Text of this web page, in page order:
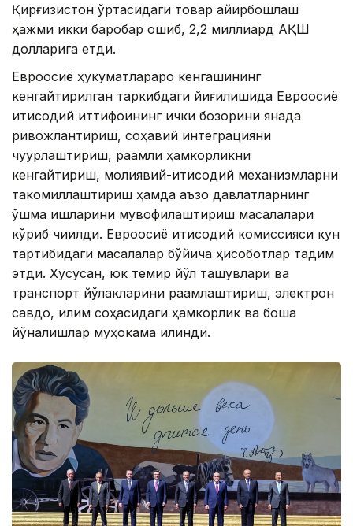
Қирғизистон ўртасидаги товар айирбошлаш
ҳажми икки баробар ошиб, 2,2 миллиард АҚШ
долларига етди.
Евроосиё ҳукуматлараро кенгашининг
кенгайтирилган таркибдаги йиғилишида Евроосиё
иқтисодий иттифоқининг ички бозорини янада
ривожлантириш, соҳавий интеграцияни
чуқурлаштириш, рақамли ҳамкорликни
кенгайтириш, молиявий-иқтисодий механизмларни
такомиллаштириш ҳамда аъзо давлатларнинг
қўшма ишларини мувофиқлаштириш масалалари
кўриб чиқилди. Евроосиё иқтисодий комиссияси кун
тартибидаги масалалар бўйича ҳисоботлар тақдим
этди. Хусусан, юк темир йўл ташувлари ва
транспорт йўлакларини рақамлаштириш, электрон
савдо, иқлим соҳасидаги ҳамкорлик ва бошқа
йўналишлар муҳокама қилинди.